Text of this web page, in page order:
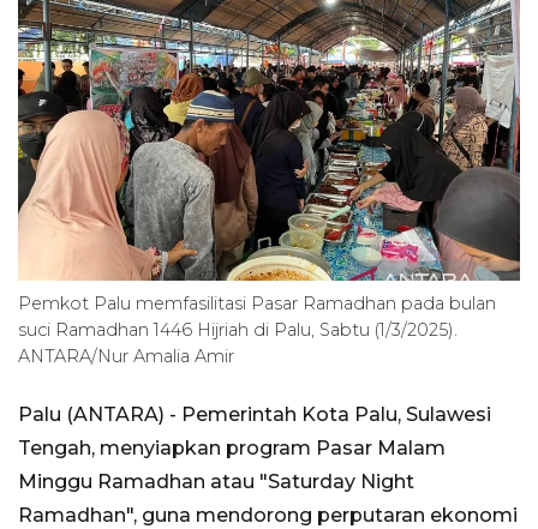
Pemkot Palu memfasilitasi Pasar Ramadhan pada bulan
suci Ramadhan 1446 Hijriah di Palu, Sabtu (1/3/2025).
ANTARA/Nur Amalia Amir
Palu (ANTARA) - Pemerintah Kota Palu, Sulawesi
Tengah, menyiapkan program Pasar Malam
Minggu Ramadhan atau "Saturday Night
Ramadhan", guna mendorong perputaran ekonomi